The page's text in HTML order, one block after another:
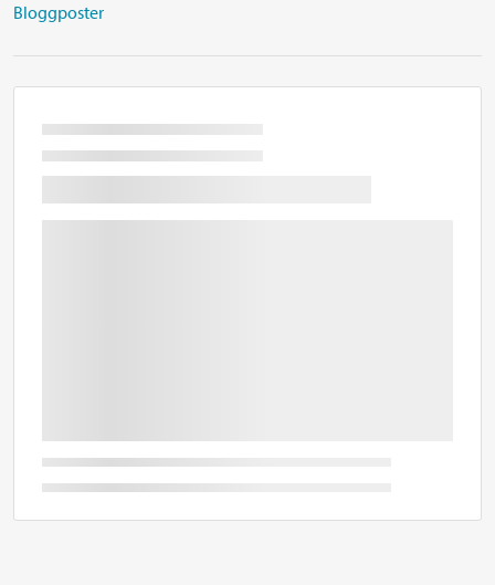
Bloggposter